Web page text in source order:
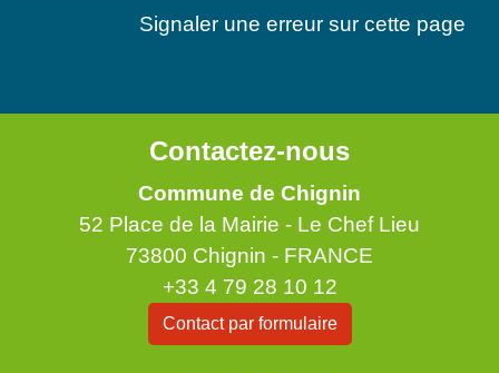
Signaler une erreur sur cette page
Contactez-nous
Commune de Chignin
52 Place de la Mairie - Le Chef Lieu
73800 Chignin - FRANCE
+33 4 79 28 10 12
Contact par formulaire